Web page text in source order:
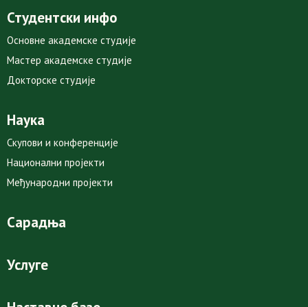
Студентски инфо
Основне академске студије
Мастер академске студије
Докторске студије
Наука
Скупови и конференције
Национални пројекти
Међународни пројекти
Сарадња
Услуге